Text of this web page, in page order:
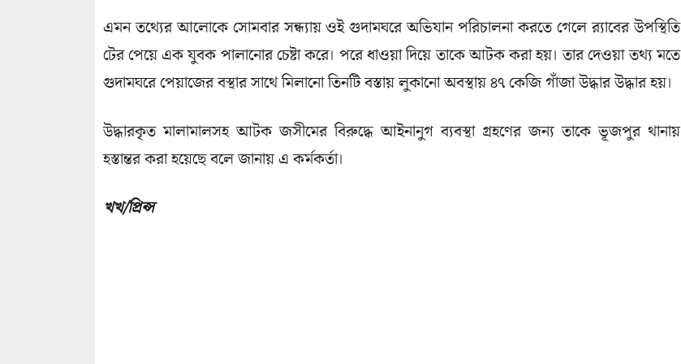
এমন তথ্যের আলোকে সোমবার সন্ধ্যায় ওই গুদামঘরে অভিযান পরিচালনা করতে গেলে র‌্যাবের উপস্থিতি
টের পেয়ে এক যুবক পালানোর চেষ্টা করে। পরে ধাওয়া দিয়ে তাকে আটক করা হয়। তার দেওয়া তথ্য মতে
গুদামঘরে পেয়াজের বস্থার সাথে মিলানো তিনটি বস্তায় লুকানো অবস্থায় ৪৭ কেজি গাঁজা উদ্ধার উদ্ধার হয়।
উদ্ধারকৃত মালামালসহ আটক জসীমের বিরুদ্ধে আইনানুগ ব্যবস্থা গ্রহণের জন্য তাকে ভূজপুর থানায়
হস্তান্তর করা হয়েছে বলে জানায় এ কর্মকর্তা।
খখ/প্রিন্স